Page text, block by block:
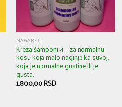
MAGAREĆI
Kreza šamponi 4 – za normalnu
kosu koja malo naginje ka suvoj,
koja je normalne gustine ili je
gusta.
1.800,00RSD